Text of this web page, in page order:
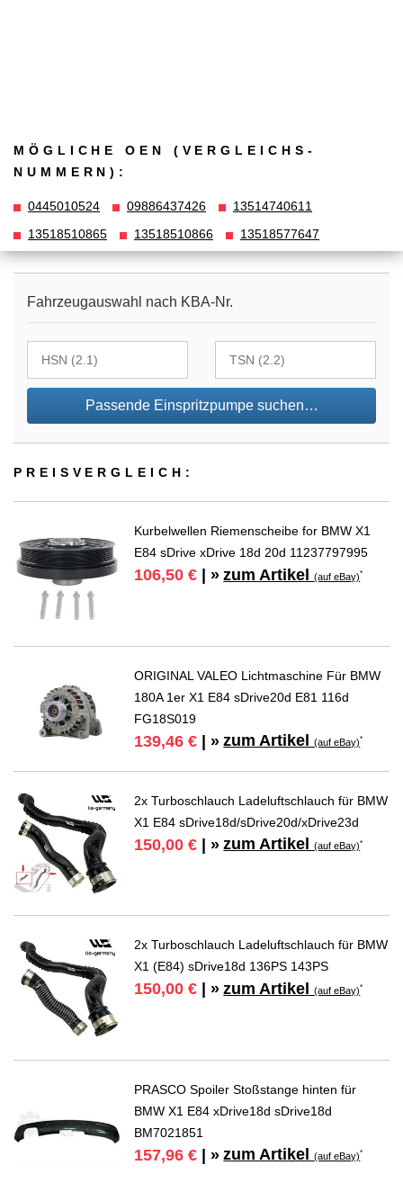
MÖGLICHE OEN (VERGLEICHS­
NUMMERN):
0445010524 09886437426
13514740611
13518510865
13518510866 13518577647
Fahrzeugauswahl nach KBA-Nr.
Passende Einspritzpumpe suchen…
PREIS­VER­GLEICH:
Kurbelwellen Riemenscheibe for BMW X1
E84 sDrive xDrive 18d 20d 11237797995
106,50 € | » zum Artikel(auf eBay)*
ORIGINAL VALEO Lichtmaschine Für BMW
180A 1er X1 E84 sDrive20d E81 116d
FG18S019
139,46 € | » zum Artikel(auf eBay)*
2x Turboschlauch Ladeluftschlauch für BMW
X1 E84 sDrive18d/sDrive20d/xDrive23d
150,00 € | » zum Artikel(auf eBay)*
2x Turboschlauch Ladeluftschlauch für BMW
X1 (E84) sDrive18d 136PS 143PS
150,00 € | » zum Artikel(auf eBay)*
PRASCO Spoiler Stoßstange hinten für
BMW X1 E84 xDrive18d sDrive18d
BM7021851
157,96 € | » zum Artikel(auf eBay)*